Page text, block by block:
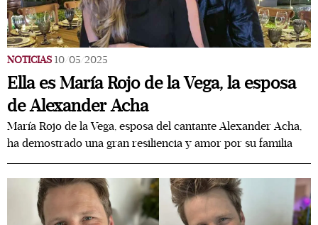
NOTICIAS 10/05/2025
Ella es María Rojo de la Vega, la esposa
de Alexander Acha
María Rojo de la Vega, esposa del cantante Alexander Acha,
ha demostrado una gran resiliencia y amor por su familia